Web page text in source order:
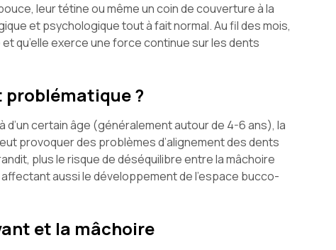
leur tétine ou même un coin de couverture à la
et psychologique tout à fait normal. Au fil des mois,
qu’elle exerce une force continue sur les dents
problématique ?
certain âge (généralement autour de 4-6 ans), la
provoquer des problèmes d’alignement des dents
plus le risque de déséquilibre entre la mâchoire
aussi le développement de l’espace bucco-
et la mâchoire